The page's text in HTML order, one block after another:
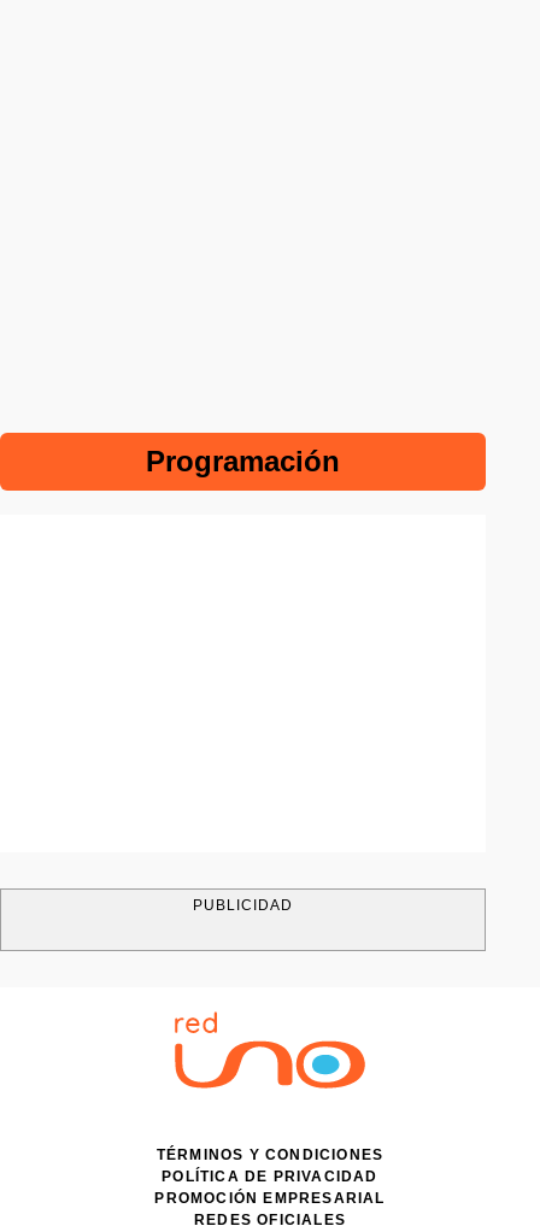
Programación
PUBLICIDAD
TÉRMINOS Y CONDICIONES
POLÍTICA DE PRIVACIDAD
PROMOCIÓN EMPRESARIAL
REDES OFICIALES